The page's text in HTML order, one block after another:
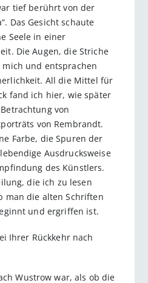
tief berührt von der
Das Gesicht schaute
Seele in einer
Die Augen, die Striche
und entsprachen
All die Mittel für
fand ich hier, wie später
von
von Rembrandt.
Farbe, die Spuren der
Ausdrucksweise
des Künstlers.
die ich zu lesen
man die alten Schriften
und ergriffen ist.
Ihrer Rückkehr nach
Wustrow war, als ob die